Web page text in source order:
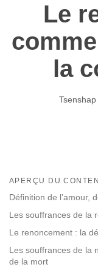
Le
la
APERÇU DU
Définition de l’amour,
Les souffrances de la
Le renoncement : la
Les souffrances de la
de la mort